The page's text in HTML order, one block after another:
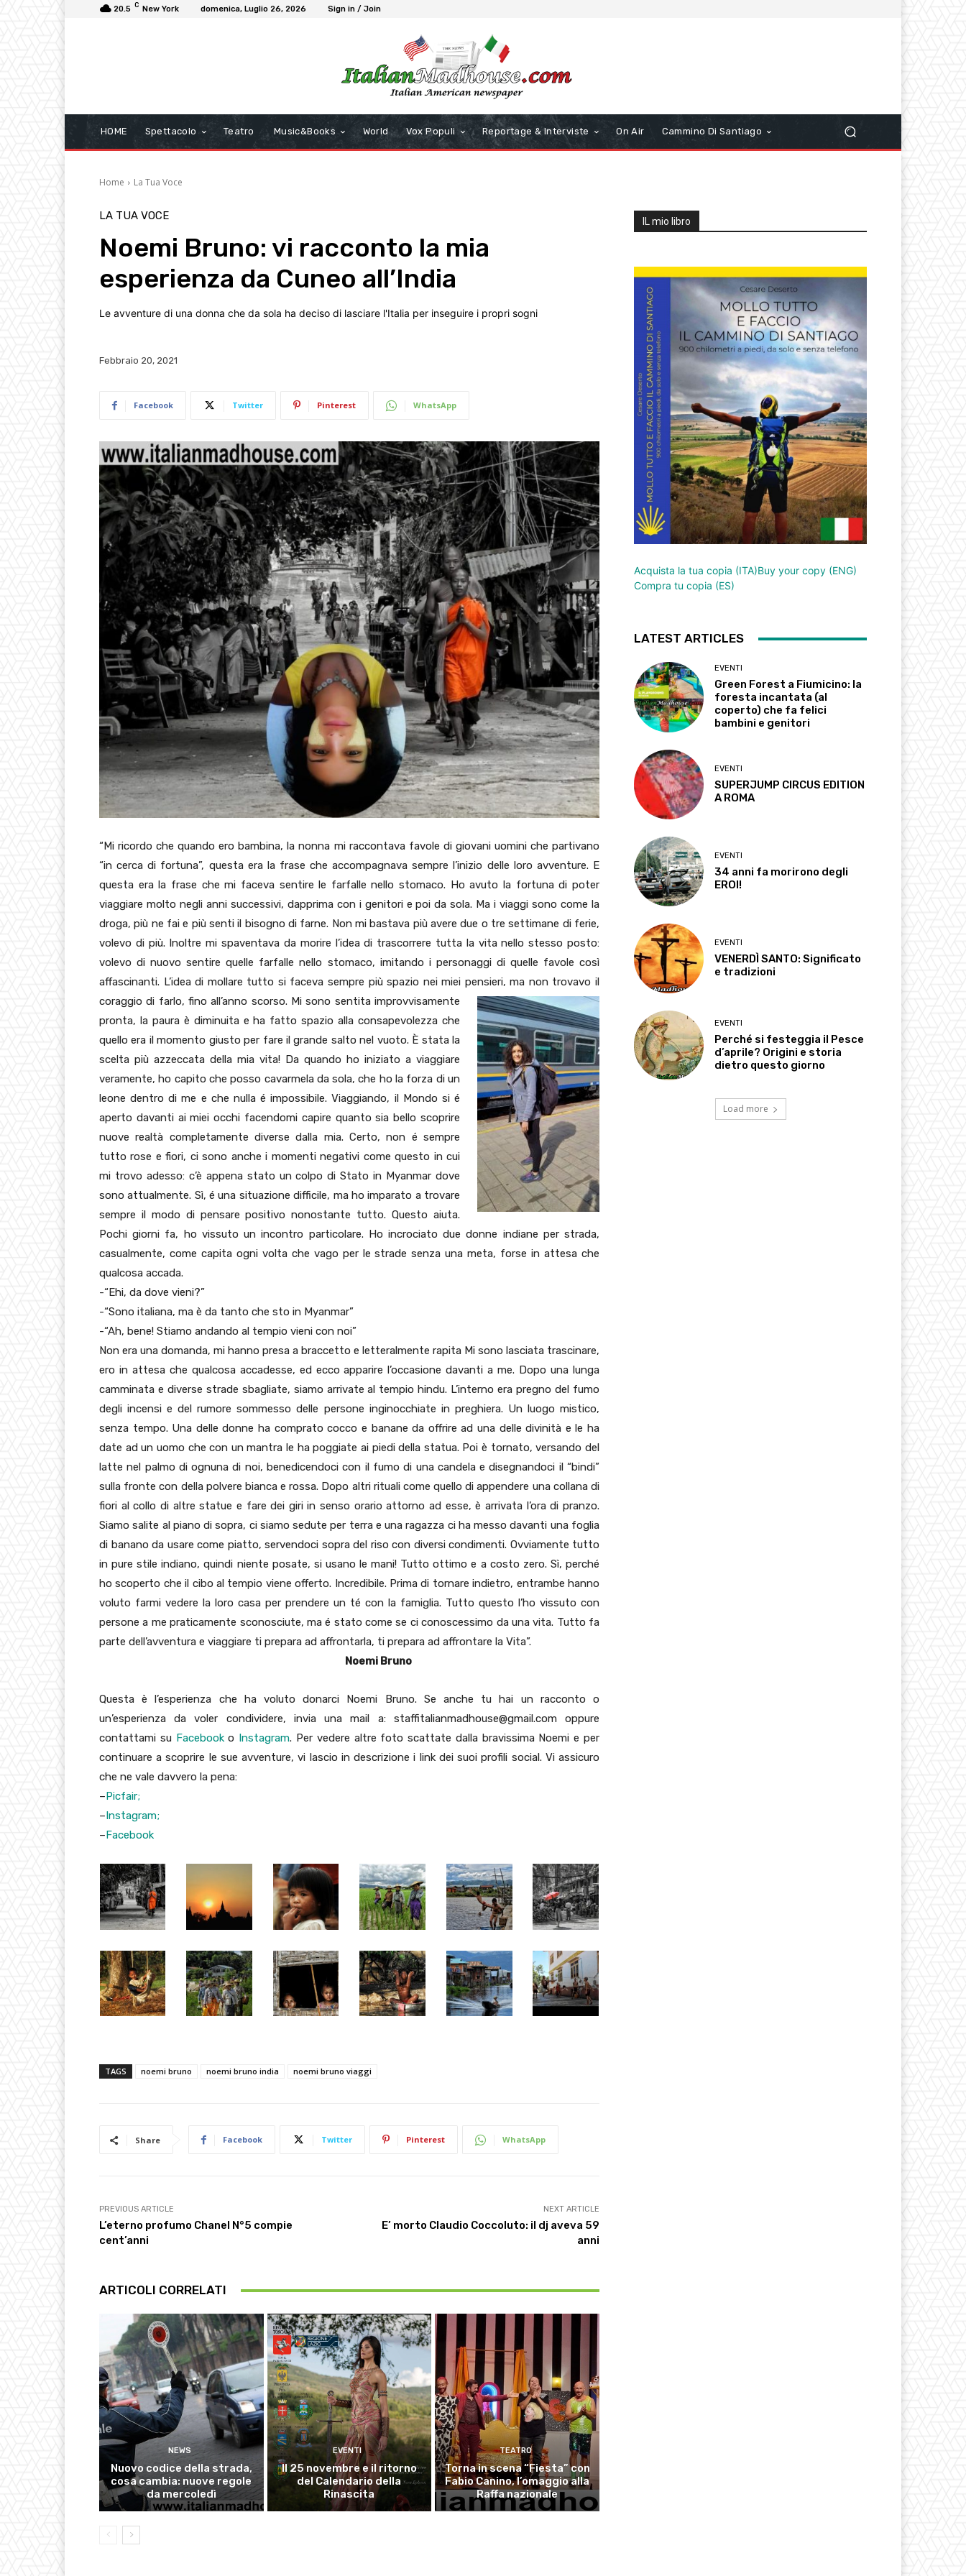
20.5 C New York domenica, Luglio 26, 2026 Sign in / Join
HOME Spettacolo Teatro Music&Books World Vox Populi Reportage & Interviste On Air Cammino Di Santiago
Home La Tua Voce
LA TUA VOCE
Noemi Bruno: vi racconto la mia
esperienza da Cuneo all’India
Le avventure di una donna che da sola ha deciso di lasciare l'Italia per inseguire i propri sogni
Febbraio 20, 2021
Facebook Twitter Pinterest WhatsApp
“Mi ricordo che quando ero bambina, la nonna mi raccontava favole di giovani uomini che partivano
“in cerca di fortuna”, questa era la frase che accompagnava sempre l’inizio delle loro avventure. E
questa era la frase che mi faceva sentire le farfalle nello stomaco. Ho avuto la fortuna di poter
viaggiare molto negli anni successivi, dapprima con i genitori e poi da sola. Ma i viaggi sono come la
droga, più ne fai e più senti il bisogno di farne. Non mi bastava più avere due o tre settimane di ferie,
volevo di più. Inoltre mi spaventava da morire l’idea di trascorrere tutta la vita nello stesso posto:
volevo di nuovo sentire quelle farfalle nello stomaco, imitando i personaggi di quelle favole così
affascinanti. L’idea di mollare tutto si faceva sempre più spazio nei miei pensieri, ma non trovavo il
coraggio di farlo, fino all’anno scorso. Mi sono sentita improvvisamente
pronta, la paura è diminuita e ha fatto spazio alla consapevolezza che
quello era il momento giusto per fare il grande salto nel vuoto. È stata la
scelta più azzeccata della mia vita! Da quando ho iniziato a viaggiare
veramente, ho capito che posso cavarmela da sola, che ho la forza di un
leone dentro di me e che nulla é impossibile. Viaggiando, il Mondo si é
aperto davanti ai miei occhi facendomi capire quanto sia bello scoprire
nuove realtà completamente diverse dalla mia. Certo, non é sempre
tutto rose e fiori, ci sono anche i momenti negativi come questo in cui
mi trovo adesso: c’è appena stato un colpo di Stato in Myanmar dove
sono attualmente. Sì, é una situazione difficile, ma ho imparato a trovare
sempre il modo di pensare positivo nonostante tutto. Questo aiuta.
Pochi giorni fa, ho vissuto un incontro particolare. Ho incrociato due donne indiane per strada,
casualmente, come capita ogni volta che vago per le strade senza una meta, forse in attesa che
qualcosa accada.
-“Ehi, da dove vieni?”
-“Sono italiana, ma è da tanto che sto in Myanmar”
-“Ah, bene! Stiamo andando al tempio vieni con noi”
Non era una domanda, mi hanno presa a braccetto e letteralmente rapita Mi sono lasciata trascinare,
ero in attesa che qualcosa accadesse, ed ecco apparire l’occasione davanti a me. Dopo una lunga
camminata e diverse strade sbagliate, siamo arrivate al tempio hindu. L’interno era pregno del fumo
degli incensi e del rumore sommesso delle persone inginocchiate in preghiera. Un luogo mistico,
senza tempo. Una delle donne ha comprato cocco e banane da offrire ad una delle divinità e le ha
date ad un uomo che con un mantra le ha poggiate ai piedi della statua. Poi è tornato, versando del
latte nel palmo di ognuna di noi, benedicendoci con il fumo di una candela e disegnandoci il “bindi”
sulla fronte con della polvere bianca e rossa. Dopo altri rituali come quello di appendere una collana di
fiori al collo di altre statue e fare dei giri in senso orario attorno ad esse, è arrivata l’ora di pranzo.
Siamo salite al piano di sopra, ci siamo sedute per terra e una ragazza ci ha messo davanti una foglia
di banano da usare come piatto, servendoci sopra del riso con diversi condimenti. Ovviamente tutto
in pure stile indiano, quindi niente posate, si usano le mani! Tutto ottimo e a costo zero. Sì, perché
ho scoperto che il cibo al tempio viene offerto. Incredibile. Prima di tornare indietro, entrambe hanno
voluto farmi vedere la loro casa per prendere un té con la famiglia. Tutto questo l’ho vissuto con
persone a me praticamente sconosciute, ma é stato come se ci conoscessimo da una vita. Tutto fa
parte dell’avventura e viaggiare ti prepara ad affrontarla, ti prepara ad affrontare la Vita”.
Noemi Bruno
Questa è l’esperienza che ha voluto donarci Noemi Bruno. Se anche tu hai un racconto o
un’esperienza da voler condividere, invia una mail a: staffitalianmadhouse@gmail.com oppure
contattami su Facebooko Instagram. Per vedere altre foto scattate dalla bravissima Noemi e per
continuare a scoprire le sue avventure, vi lascio in descrizione i link dei suoi profili social. Vi assicuro
che ne vale davvero la pena:
–Picfair;
–Instagram;
–Facebook
TAGS noemi bruno noemi bruno india noemi bruno viaggi
Share Facebook Twitter Pinterest WhatsApp
PREVIOUS ARTICLE
L’eterno profumo Chanel N°5 compie
cent’anni
NEXT ARTICLE
E’ morto Claudio Coccoluto: il dj aveva 59
anni
ARTICOLI CORRELATI
NEWS
Nuovo codice della strada,
cosa cambia: nuove regole
da mercoledì
EVENTI
Il 25 novembre e il ritorno
del Calendario della
Rinascita
TEATRO
Torna in scena “Fiesta” con
Fabio Canino, l’omaggio alla
Raffa nazionale
IL mio libro
Acquista la tua copia (ITA)Buy your copy (ENG)
Compra tu copia (ES)
LATEST ARTICLES
EVENTI
Green Forest a Fiumicino: la
foresta incantata (al
coperto) che fa felici
bambini e genitori
EVENTI
SUPERJUMP CIRCUS EDITION
A ROMA
EVENTI
34 anni fa morirono degli
EROI!
EVENTI
VENERDÌ SANTO: Significato
e tradizioni
EVENTI
Perché si festeggia il Pesce
d’aprile? Origini e storia
dietro questo giorno
Load more